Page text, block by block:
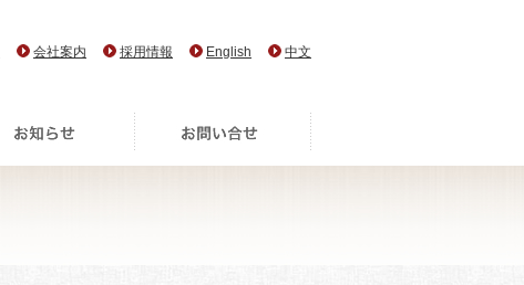
会社案内 採用情報 English 中文